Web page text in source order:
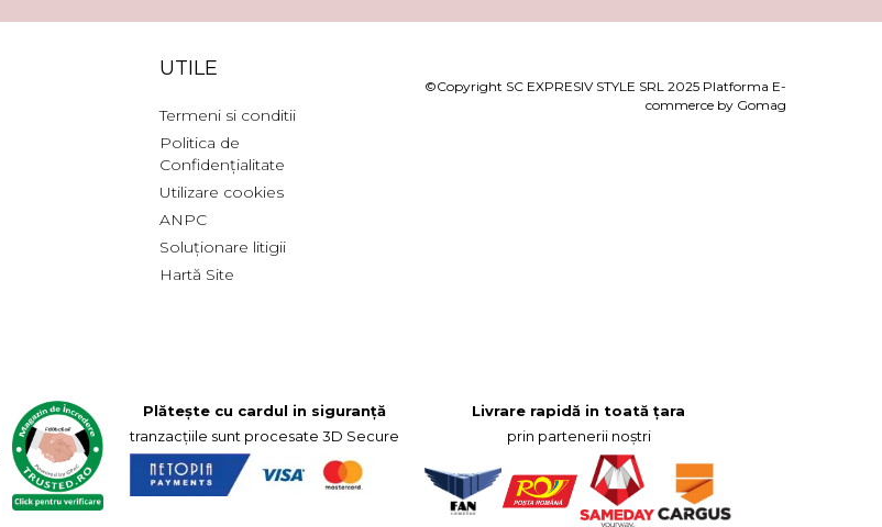
UTILE
Termeni si conditii
Politica de
Confidențialitate
Utilizare cookies
ANPC
Soluționare litigii
Hartă Site
©Copyright SC EXPRESIV STYLE SRL 2025 Platforma E-
commerce by Gomag
Plătește cu cardul in siguranță
tranzacțiile sunt procesate 3D Secure
Livrare rapidă in toată țara
prin partenerii noștri